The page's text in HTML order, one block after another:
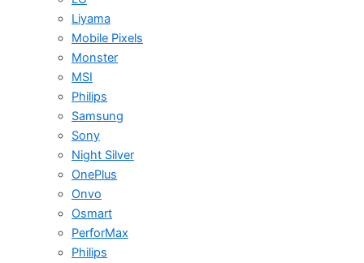
Liyama
Mobile Pixels
Monster
MSI
Philips
Samsung
Sony
Night Silver
OnePlus
Onvo
Osmart
PerforMax
Philips